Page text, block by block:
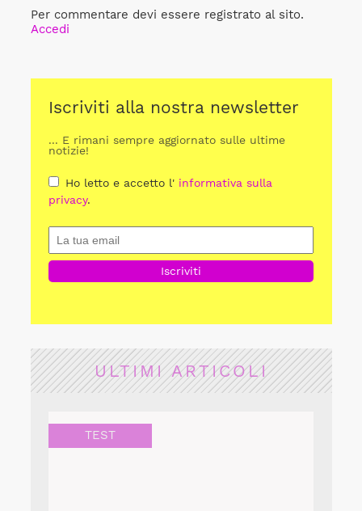
Per commentare devi essere registrato al sito.
Accedi
Iscriviti alla nostra newsletter
... E rimani sempre aggiornato sulle ultime
notizie!
Ho letto e accetto l' informativa sulla
privacy.
ULTIMI ARTICOLI
TEST